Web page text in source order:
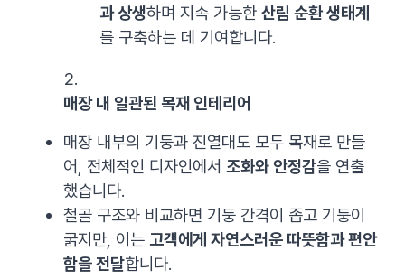
과 상생하며 지속 가능한 산림 순환 생태계
를 구축하는 데 기여합니다.
매장 내 일관된 목재 인테리어
매장 내부의 기둥과 진열대도 모두 목재로 만들
어, 전체적인 디자인에서 조화와 안정감을 연출
했습니다.
철골 구조와 비교하면 기둥 간격이 좁고 기둥이
굵지만, 이는 고객에게 자연스러운 따뜻함과 편안
함을 전달합니다.